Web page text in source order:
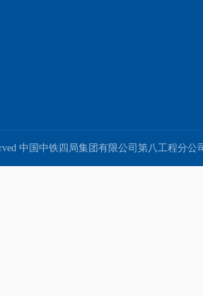
中国中铁四局集团有限公司第八工程分